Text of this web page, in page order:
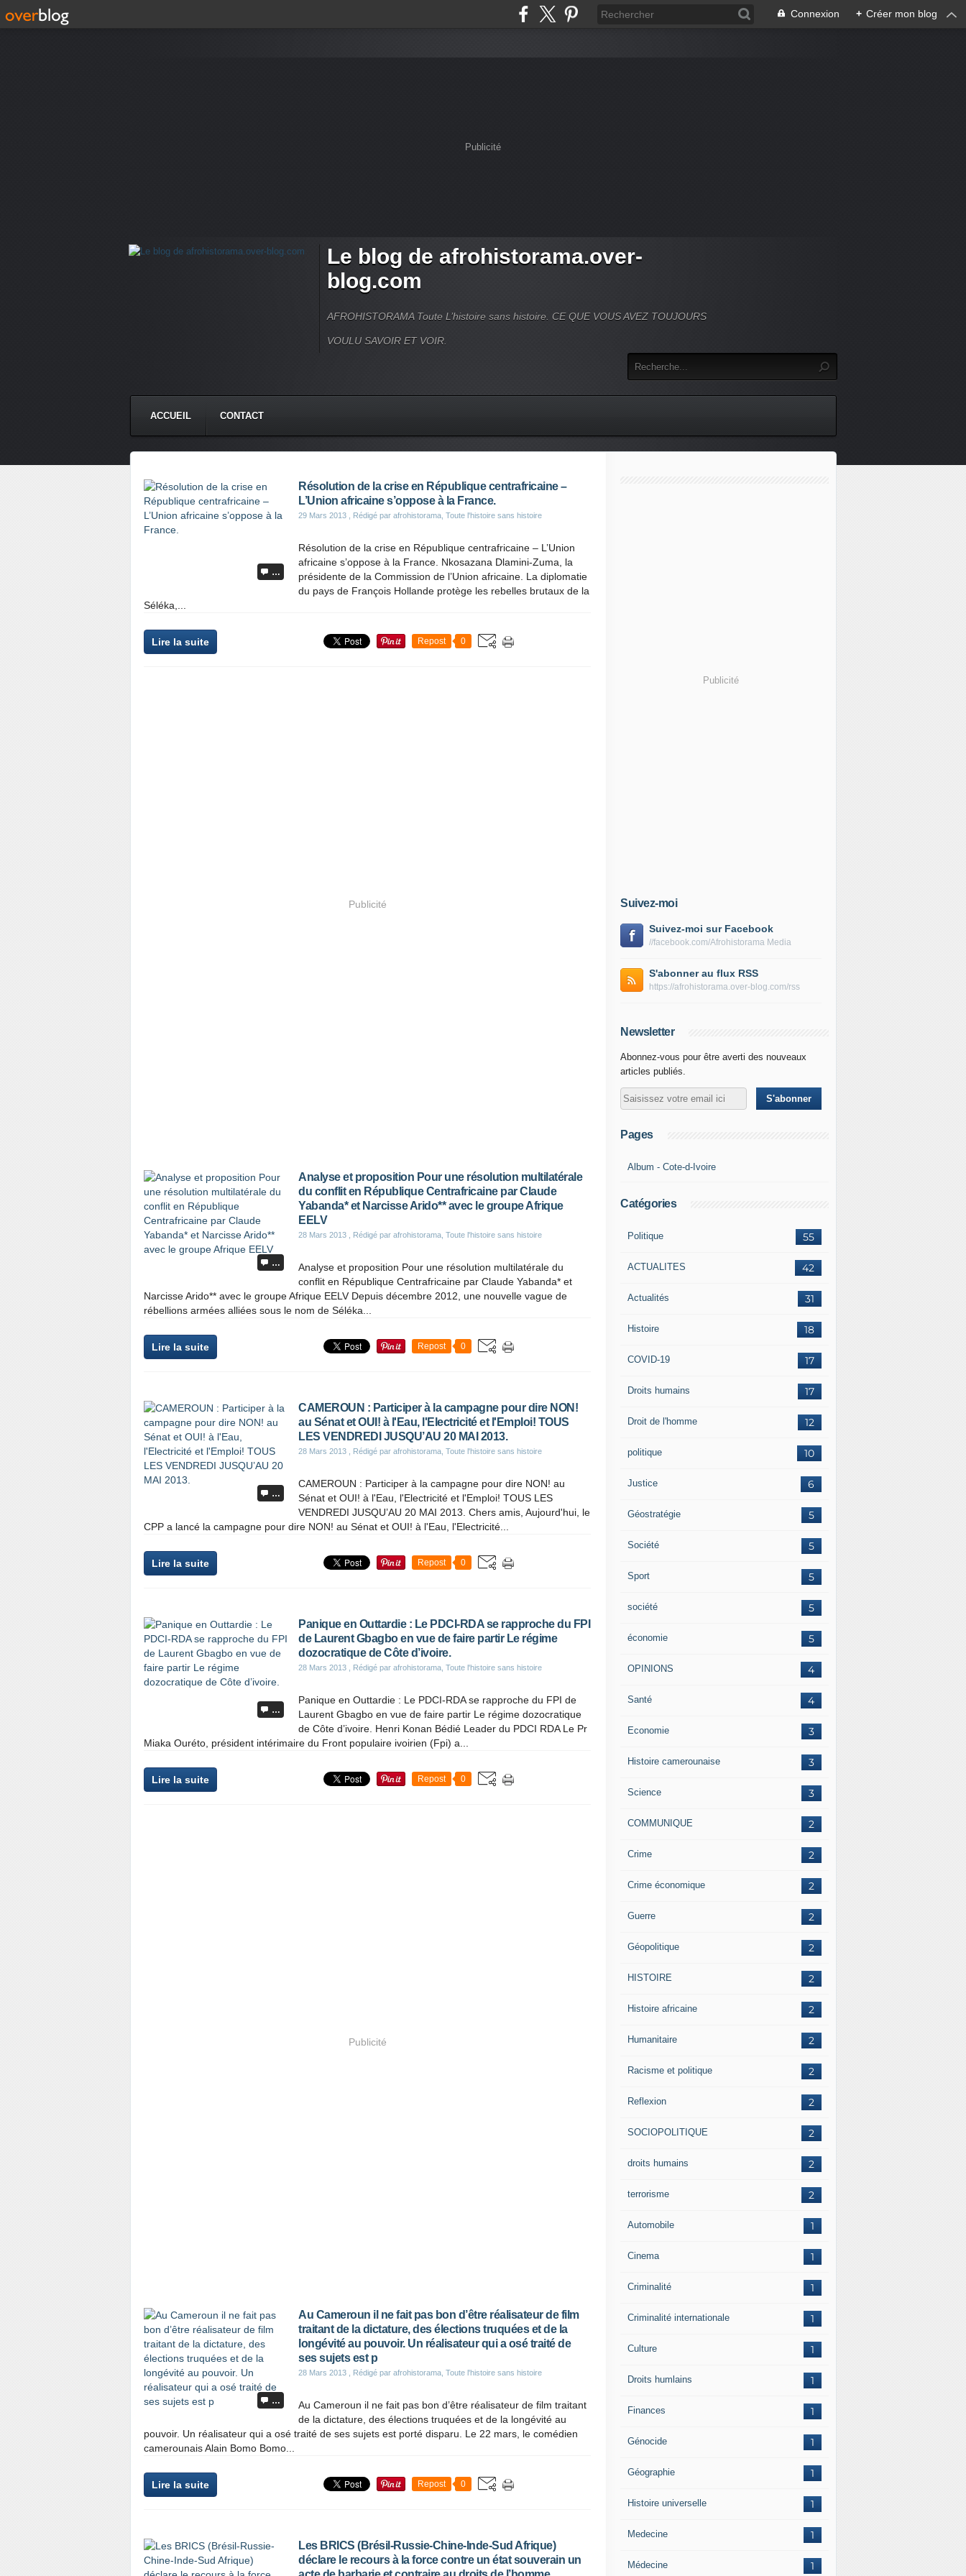
Connexion + Créer mon blog
Publicité
Le blog de afrohistorama.over-
blog.com
AFROHISTORAMA Toute L’histoire sans histoire. CE QUE VOUS AVEZ TOUJOURS
VOULU SAVOIR ET VOIR.
ACCUEIL CONTACT
…
Résolution de la crise en République centrafricaine –
L’Union africaine s’oppose à la France.
29 Mars 2013 , Rédigé par afrohistorama, Toute l'histoire sans histoire
Résolution de la crise en République centrafricaine – L’Union
africaine s’oppose à la France. Nkosazana Dlamini-Zuma, la
présidente de la Commission de l’Union africaine. La diplomatie
du pays de François Hollande protège les rebelles brutaux de la
Séléka,...
Lire la suite Repost 0
Publicité
…
Analyse et proposition Pour une résolution multilatérale
du conflit en République Centrafricaine par Claude
Yabanda* et Narcisse Arido** avec le groupe Afrique
EELV
28 Mars 2013 , Rédigé par afrohistorama, Toute l'histoire sans histoire
Analyse et proposition Pour une résolution multilatérale du
conflit en République Centrafricaine par Claude Yabanda* et
Narcisse Arido** avec le groupe Afrique EELV Depuis décembre 2012, une nouvelle vague de
rébellions armées alliées sous le nom de Séléka...
Lire la suite Repost 0
…
CAMEROUN : Participer à la campagne pour dire NON!
au Sénat et OUI! à l'Eau, l'Electricité et l'Emploi! TOUS
LES VENDREDI JUSQU’AU 20 MAI 2013.
28 Mars 2013 , Rédigé par afrohistorama, Toute l'histoire sans histoire
CAMEROUN : Participer à la campagne pour dire NON! au
Sénat et OUI! à l'Eau, l'Electricité et l'Emploi! TOUS LES
VENDREDI JUSQU’AU 20 MAI 2013. Chers amis, Aujourd'hui, le
CPP a lancé la campagne pour dire NON! au Sénat et OUI! à l'Eau, l'Electricité...
Lire la suite Repost 0
…
Panique en Outtardie : Le PDCI-RDA se rapproche du FPI
de Laurent Gbagbo en vue de faire partir Le régime
dozocratique de Côte d’ivoire.
28 Mars 2013 , Rédigé par afrohistorama, Toute l'histoire sans histoire
Panique en Outtardie : Le PDCI-RDA se rapproche du FPI de
Laurent Gbagbo en vue de faire partir Le régime dozocratique
de Côte d’ivoire. Henri Konan Bédié Leader du PDCI RDA Le Pr
Miaka Ouréto, président intérimaire du Front populaire ivoirien (Fpi) a...
Lire la suite Repost 0
Publicité
…
Au Cameroun il ne fait pas bon d’être réalisateur de film
traitant de la dictature, des élections truquées et de la
longévité au pouvoir. Un réalisateur qui a osé traité de
ses sujets est p
28 Mars 2013 , Rédigé par afrohistorama, Toute l'histoire sans histoire
Au Cameroun il ne fait pas bon d’être réalisateur de film traitant
de la dictature, des élections truquées et de la longévité au
pouvoir. Un réalisateur qui a osé traité de ses sujets est porté disparu. Le 22 mars, le comédien
camerounais Alain Bomo Bomo...
Lire la suite Repost 0
Les BRICS (Brésil-Russie-Chine-Inde-Sud Afrique)
déclare le recours à la force contre un état souverain un
Publicité
Suivez-moi
Suivez-moi sur Facebook
//facebook.com/Afrohistorama Media
S'abonner au flux RSS
https://afrohistorama.over-blog.com/rss
Newsletter
Abonnez-vous pour être averti des nouveaux
articles publiés.
Pages
Album - Cote-d-Ivoire
Catégories
55
Politique
42
ACTUALITES
31
Actualités
18
Histoire
17
COVID-19
17
Droits humains
12
Droit de l'homme
10
politique
6
Justice
5
Géostratégie
5
Société
5
Sport
5
société
5
économie
4
OPINIONS
4
Santé
3
Economie
3
Histoire camerounaise
3
Science
2
COMMUNIQUE
2
Crime
2
Crime économique
2
Guerre
2
Géopolitique
2
HISTOIRE
2
Histoire africaine
2
Humanitaire
2
Racisme et politique
2
Reflexion
2
SOCIOPOLITIQUE
2
droits humains
2
terrorisme
1
Automobile
1
Cinema
1
Criminalité
1
Criminalité internationale
1
Culture
1
Droits humlains
1
Finances
1
Génocide
1
Géographie
1
Histoire universelle
1
Medecine
1
Médecine